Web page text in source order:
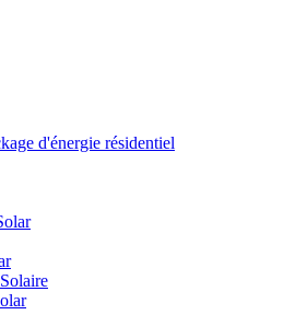
d'énergie résidentiel